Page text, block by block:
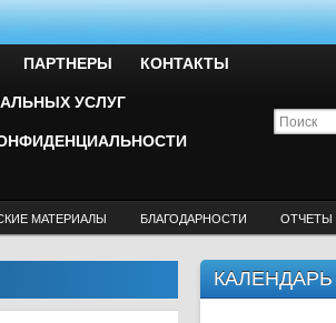
ПАРТНЕРЫ КОНТАКТЫ
УСЛУГ
МАТЕРИАЛЫ БЛАГОДАРНОСТИ ОТЧЕТЫ
КАЛЕНДАРЬ